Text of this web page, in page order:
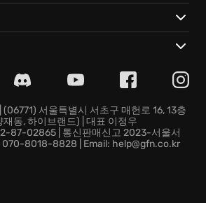
루고, 전 세계 랭킹에 도전하여 당신
에 접속해서, 잊을 수 없는 음악
서울특별시 서초구 매헌로 16, 13층
재동, 하이브랜드) | 대표 이정우
87-02865 | 통신판매신고 2023-서울서
070-8018-8828 | Email: help@gfn.co.kr